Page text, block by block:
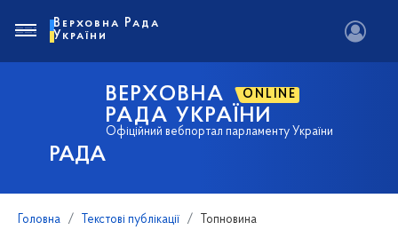
РАДА
ВЕРХОВНА ONLINE
РАДА УКРАЇНИ
Офіційний вебпортал парламенту України
Верховна Рада
України
Головна Текстові публікації Топновина